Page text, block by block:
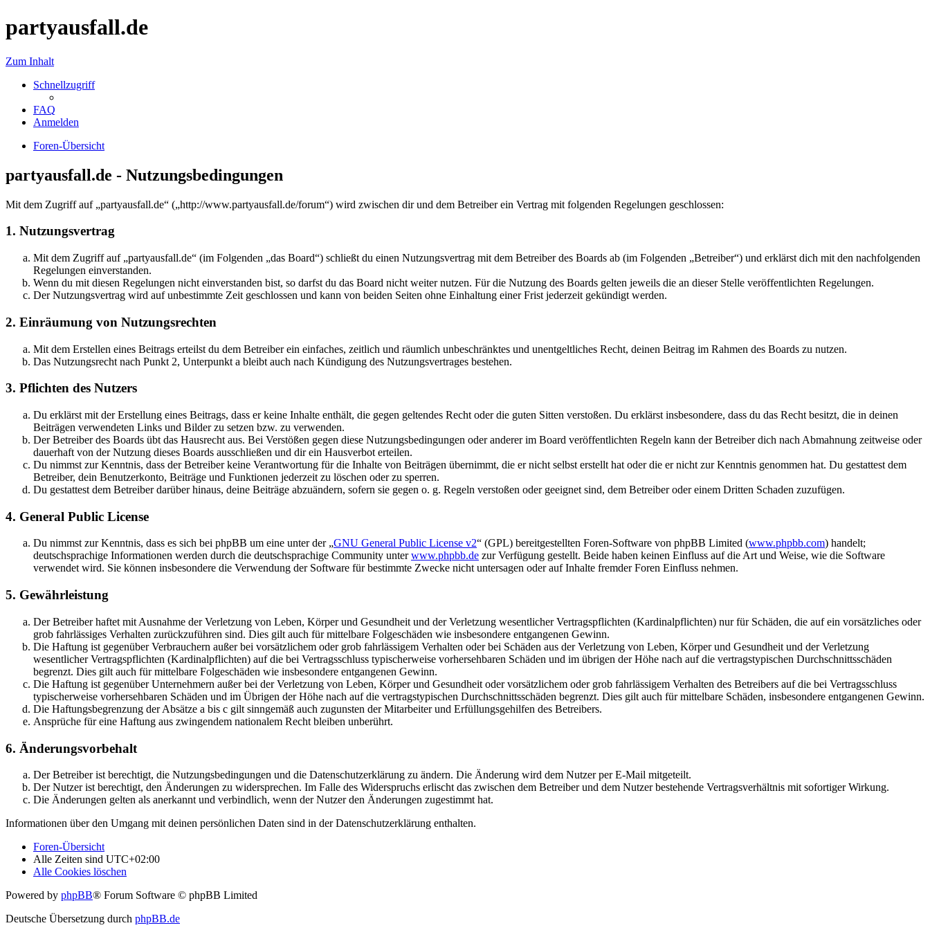
partyausfall.de
Zum Inhalt
Schnellzugriff
FAQ
Anmelden
Foren-Übersicht
partyausfall.de - Nutzungsbedingungen
Mit dem Zugriff auf „partyausfall.de“ („http://www.partyausfall.de/forum“) wird zwischen dir und dem Betreiber ein Vertrag mit folgenden Regelungen geschlossen:
1. Nutzungsvertrag
Mit dem Zugriff auf „partyausfall.de“ (im Folgenden „das Board“) schließt du einen Nutzungsvertrag mit dem Betreiber des Boards ab (im Folgenden „Betreiber“) und erklärst dich mit den nachfolgenden
Regelungen einverstanden.
Wenn du mit diesen Regelungen nicht einverstanden bist, so darfst du das Board nicht weiter nutzen. Für die Nutzung des Boards gelten jeweils die an dieser Stelle veröffentlichten Regelungen.
Der Nutzungsvertrag wird auf unbestimmte Zeit geschlossen und kann von beiden Seiten ohne Einhaltung einer Frist jederzeit gekündigt werden.
2. Einräumung von Nutzungsrechten
Mit dem Erstellen eines Beitrags erteilst du dem Betreiber ein einfaches, zeitlich und räumlich unbeschränktes und unentgeltliches Recht, deinen Beitrag im Rahmen des Boards zu nutzen.
Das Nutzungsrecht nach Punkt 2, Unterpunkt a bleibt auch nach Kündigung des Nutzungsvertrages bestehen.
3. Pflichten des Nutzers
Du erklärst mit der Erstellung eines Beitrags, dass er keine Inhalte enthält, die gegen geltendes Recht oder die guten Sitten verstoßen. Du erklärst insbesondere, dass du das Recht besitzt, die in deinen
Beiträgen verwendeten Links und Bilder zu setzen bzw. zu verwenden.
Der Betreiber des Boards übt das Hausrecht aus. Bei Verstößen gegen diese Nutzungsbedingungen oder anderer im Board veröffentlichten Regeln kann der Betreiber dich nach Abmahnung zeitweise oder
dauerhaft von der Nutzung dieses Boards ausschließen und dir ein Hausverbot erteilen.
Du nimmst zur Kenntnis, dass der Betreiber keine Verantwortung für die Inhalte von Beiträgen übernimmt, die er nicht selbst erstellt hat oder die er nicht zur Kenntnis genommen hat. Du gestattest dem
Betreiber, dein Benutzerkonto, Beiträge und Funktionen jederzeit zu löschen oder zu sperren.
Du gestattest dem Betreiber darüber hinaus, deine Beiträge abzuändern, sofern sie gegen o. g. Regeln verstoßen oder geeignet sind, dem Betreiber oder einem Dritten Schaden zuzufügen.
4. General Public License
Du nimmst zur Kenntnis, dass es sich bei phpBB um eine unter der „GNU General Public License v2“ (GPL) bereitgestellten Foren-Software von phpBB Limited (www.phpbb.com) handelt;
deutschsprachige Informationen werden durch die deutschsprachige Community unterwww.phpbb.de zur Verfügung gestellt. Beide haben keinen Einfluss auf die Art und Weise, wie die Software
verwendet wird. Sie können insbesondere die Verwendung der Software für bestimmte Zwecke nicht untersagen oder auf Inhalte fremder Foren Einfluss nehmen.
5. Gewährleistung
Der Betreiber haftet mit Ausnahme der Verletzung von Leben, Körper und Gesundheit und der Verletzung wesentlicher Vertragspflichten (Kardinalpflichten) nur für Schäden, die auf ein vorsätzliches oder
grob fahrlässiges Verhalten zurückzuführen sind. Dies gilt auch für mittelbare Folgeschäden wie insbesondere entgangenen Gewinn.
Die Haftung ist gegenüber Verbrauchern außer bei vorsätzlichem oder grob fahrlässigem Verhalten oder bei Schäden aus der Verletzung von Leben, Körper und Gesundheit und der Verletzung
wesentlicher Vertragspflichten (Kardinalpflichten) auf die bei Vertragsschluss typischerweise vorhersehbaren Schäden und im übrigen der Höhe nach auf die vertragstypischen Durchschnittsschäden
begrenzt. Dies gilt auch für mittelbare Folgeschäden wie insbesondere entgangenen Gewinn.
Die Haftung ist gegenüber Unternehmern außer bei der Verletzung von Leben, Körper und Gesundheit oder vorsätzlichem oder grob fahrlässigem Verhalten des Betreibers auf die bei Vertragsschluss
typischerweise vorhersehbaren Schäden und im Übrigen der Höhe nach auf die vertragstypischen Durchschnittsschäden begrenzt. Dies gilt auch für mittelbare Schäden, insbesondere entgangenen Gewinn.
Die Haftungsbegrenzung der Absätze a bis c gilt sinngemäß auch zugunsten der Mitarbeiter und Erfüllungsgehilfen des Betreibers.
Ansprüche für eine Haftung aus zwingendem nationalem Recht bleiben unberührt.
6. Änderungsvorbehalt
Der Betreiber ist berechtigt, die Nutzungsbedingungen und die Datenschutzerklärung zu ändern. Die Änderung wird dem Nutzer per E-Mail mitgeteilt.
Der Nutzer ist berechtigt, den Änderungen zu widersprechen. Im Falle des Widerspruchs erlischt das zwischen dem Betreiber und dem Nutzer bestehende Vertragsverhältnis mit sofortiger Wirkung.
Die Änderungen gelten als anerkannt und verbindlich, wenn der Nutzer den Änderungen zugestimmt hat.
Informationen über den Umgang mit deinen persönlichen Daten sind in der Datenschutzerklärung enthalten.
Foren-Übersicht
Alle Zeiten sind UTC+02:00
Alle Cookies löschen
Powered by phpBB® Forum Software © phpBB Limited
Deutsche Übersetzung durch phpBB.de